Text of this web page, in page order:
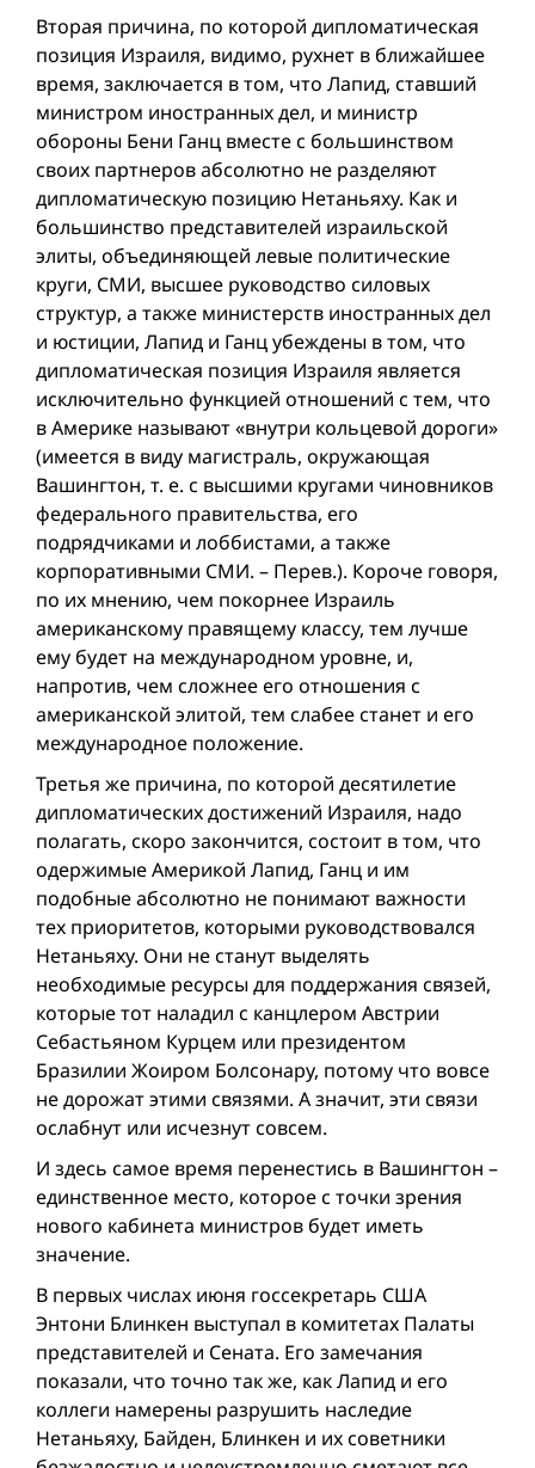
Вторая причина, по которой дипломатическая
позиция Израиля, видимо, рухнет в ближайшее
время, заключается в том, что Лапид, ставший
министром иностранных дел, и министр
обороны Бени Ганц вместе с большинством
своих партнеров абсолютно не разделяют
дипломатическую позицию Нетаньяху. Как и
большинство представителей израильской
элиты, объединяющей левые политические
круги, СМИ, высшее руководство силовых
структур, а также министерств иностранных дел
и юстиции, Лапид и Ганц убеждены в том, что
дипломатическая позиция Израиля является
исключительно функцией отношений с тем, что
в Америке называют «внутри кольцевой дороги»
(имеется в виду магистраль, окружающая
Вашингтон, т. е. с высшими кругами чиновников
федерального правительства, его
подрядчиками и лоббистами, а также
корпоративными СМИ. – Перев.). Короче говоря,
по их мнению, чем покорнее Израиль
американскому правящему классу, тем лучше
ему будет на международном уровне, и,
напротив, чем сложнее его отношения с
американской элитой, тем слабее станет и его
международное положение.
Третья же причина, по которой десятилетие
дипломатических достижений Израиля, надо
полагать, скоро закончится, состоит в том, что
одержимые Америкой Лапид, Ганц и им
подобные абсолютно не понимают важности
тех приоритетов, которыми руководствовался
Нетаньяху. Они не станут выделять
необходимые ресурсы для поддержания связей,
которые тот наладил с канцлером Австрии
Себастьяном Курцем или президентом
Бразилии Жоиром Болсонару, потому что вовсе
не дорожат этими связями. А значит, эти связи
ослабнут или исчезнут совсем.
И здесь самое время перенестись в Вашингтон –
единственное место, которое с точки зрения
нового кабинета министров будет иметь
значение.
В первых числах июня госсекретарь США
Энтони Блинкен выступал в комитетах Палаты
представителей и Сената. Его замечания
показали, что точно так же, как Лапид и его
коллеги намерены разрушить наследие
Нетаньяху, Байден, Блинкен и их советники